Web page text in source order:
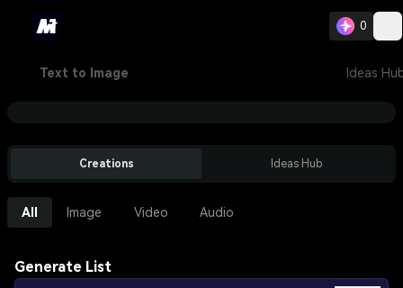
0
Text to Image Ideas
Creations Ideas Hub
All Image Video Audio
Generate List